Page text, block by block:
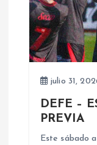
n
d
julio 31,
DEFE –
PREVIA
Este sábado